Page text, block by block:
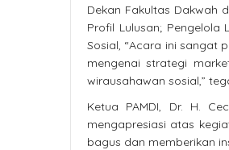
Dekan Fakultas Dakwah
Profil Lulusan;
Sosial, “Acara ini sangat
mengenai strategi
wirausahawan sosial,”
Ketua PAMDI, Dr. H.
mengapresiasi atas
bagus dan memberikan